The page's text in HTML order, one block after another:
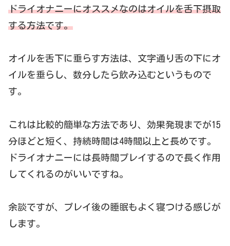
ドライオナニーにオススメなのはオイルを舌下摂取
する方法です。
オイルを舌下に垂らす方法は、文字通り舌の下にオ
イルを垂らし、数分したら飲み込むというもので
す。
これは比較的簡単な方法であり、効果発現までが15
分ほどと短く、持続時間は4時間以上と長めです。
ドライオナニーには長時間プレイするので長く作用
してくれるのがいいですね。
余談ですが、プレイ後の睡眠もよく寝つける感じが
します。